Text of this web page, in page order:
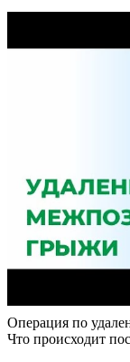
Операция по
Что происходит